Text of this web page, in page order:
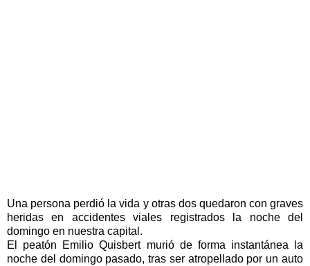
Una persona perdió la vida y otras dos quedaron con graves
heridas en accidentes viales registrados la noche del
domingo en nuestra capital.
El peatón Emilio Quisbert murió de forma instantánea la
noche del domingo pasado, tras ser atropellado por un auto